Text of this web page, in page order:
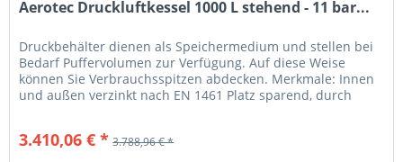
Aerotec Druckluftkessel 1000 L stehend - 11 bar...
Druckbehälter dienen als Speichermedium und stellen bei
Bedarf Puffervolumen zur Verfügung. Auf diese Weise
können Sie Verbrauchsspitzen abdecken. Merkmale: Innen
und außen verzinkt nach EN 1461 Platz sparend, durch
3.410,06 € * 3.788,96 € *